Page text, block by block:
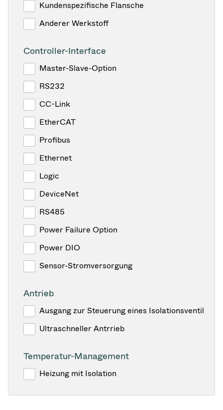
Kundenspezifische Flansche
Anderer Werkstoff
Controller-Interface
Master-Slave-Option
RS232
CC-Link
EtherCAT
Profibus
Ethernet
Logic
DeviceNet
RS485
Power Failure Option
Power DIO
Sensor-Stromversorgung
Antrieb
Ausgang zur Steuerung eines Isolationsventil
Ultraschneller Antrrieb
Temperatur-Management
Heizung mit Isolation